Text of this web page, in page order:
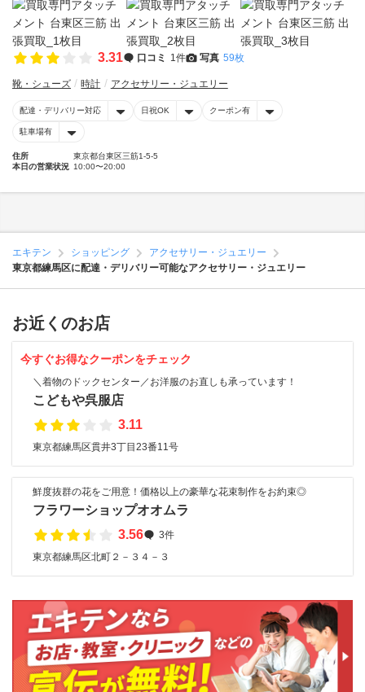
3.31 口コミ 1件 写真 59枚
靴・シューズ 時計 アクセサリー・ジュエリー
配達・デリバリー対応 日祝OK クーポン有
駐車場有
住所
東京都台東区三筋1-5-5
本日の営業状況 10:00〜20:00
エキテン ショッピング
アクセサリー・ジュエリー
東京都練馬区に配達・デリバリー可能なアクセサリー・ジュエリー
お近くのお店
今すぐお得なクーポンをチェック
＼着物のドックセンター／お洋服のお直しも承っています！
こどもや呉服店
3.11
東京都練馬区貫井3丁目23番11号
鮮度抜群の花をご用意！価格以上の豪華な花束制作をお約束◎
フラワーショップオオムラ
3.56
3件
東京都練馬区北町２－３４－３